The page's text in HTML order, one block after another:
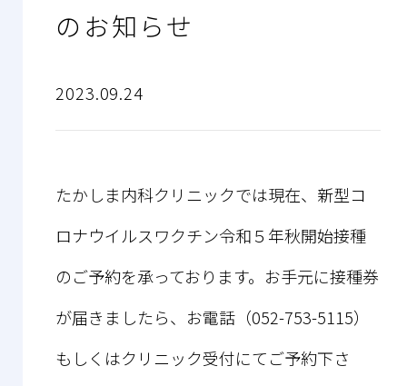
のお知らせ
2023.09.24
たかしま内科クリニックでは現在、新型コ
ロナウイルスワクチン令和５年秋開始接種
のご予約を承っております。お手元に接種券
が届きましたら、お電話（052-753-5115）
もしくはクリニック受付にてご予約下さ